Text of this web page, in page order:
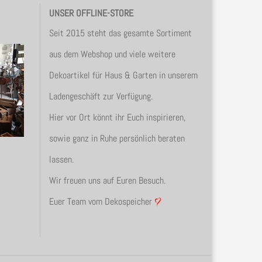
UNSER OFFLINE-STORE
Seit 2015 steht das gesamte Sortiment
aus dem Webshop und viele weitere
Dekoartikel für Haus & Garten in unserem
Ladengeschäft zur Verfügung.
Hier vor Ort könnt ihr Euch inspirieren,
sowie ganz in Ruhe persönlich beraten
lassen.
Wir freuen uns auf Euren Besuch.
Euer Team vom Dekospeicher